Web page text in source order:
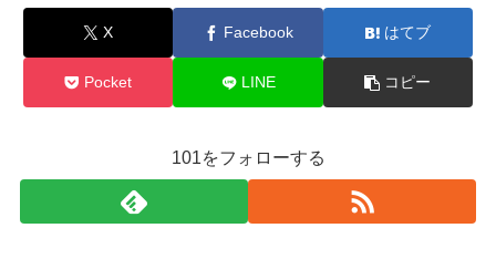
X Facebook はてブ
Pocket LINE コピー
101をフォローする